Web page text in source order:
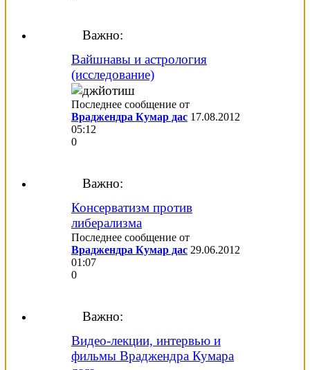
Важно:
Вайшнавы и астрология
(исследование)
Последнее сообщение от
Враджендра Кумар дас 17.08.2012
05:12
0
Важно:
Консерватизм против
либерализма
Последнее сообщение от
Враджендра Кумар дас 29.06.2012
01:07
0
Важно:
Видео-лекции, интервью и
фильмы Враджендра Кумара